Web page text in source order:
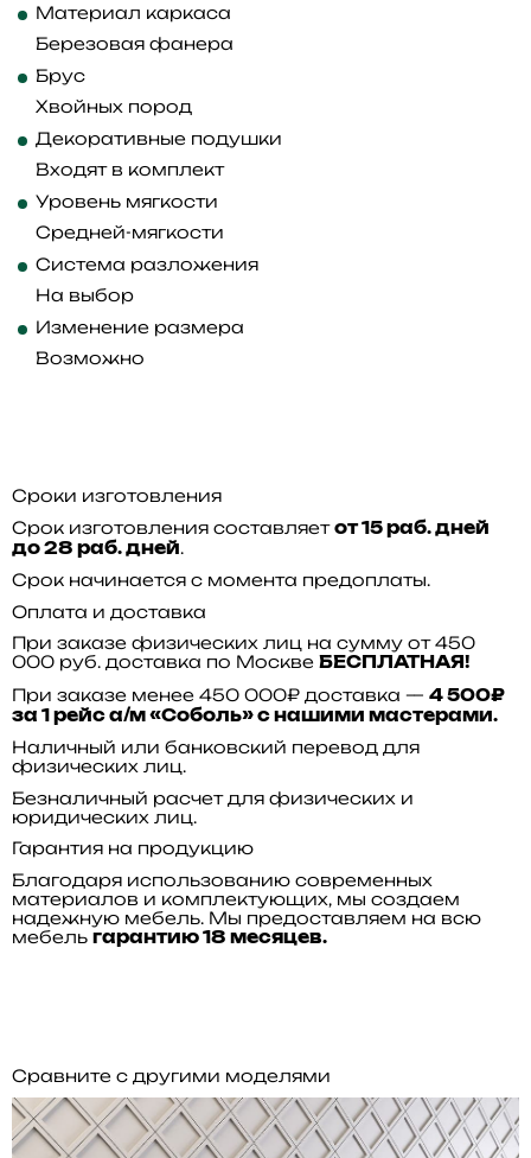
Материал каркаса
Березовая фанера
Брус
Хвойных пород
Декоративные подушки
Входят в комплект
Уровень мягкости
Средней-мягкости
Система разложения
На выбор
Изменение размера
Возможно
Сроки изготовления
Срок изготовления составляет от 15 раб. дней
до 28 раб. дней.
Срок начинается с момента предоплаты.
Оплата и доставка
При заказе физических лиц на сумму от 450
000 руб. доставка по Москве БЕСПЛАТНАЯ!
При заказе менее 450 000₽ доставка — 4 500₽
за 1 рейс а/м «Соболь» с нашими мастерами.
Наличный или банковский перевод для
физических лиц.
Безналичный расчет для физических и
юридических лиц.
Гарантия на продукцию
Благодаря использованию современных
материалов и комплектующих, мы создаем
надежную мебель. Мы предоставляем на всю
мебель гарантию 18 месяцев.
Сравните с другими моделями